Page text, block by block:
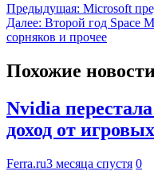
Предыдущая: Microsoft
Далее: Второй год Space
сорняков и прочее
Похожие
Nvidia
доход от
Ferra.ru3 месяца спустя 0